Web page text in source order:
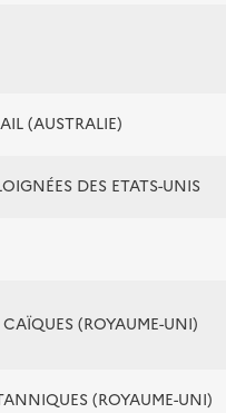
(AUSTRALIE)
DES ETATS-UNIS
CAÏQUES (ROYAUME-UNI)
(ROYAUME-UNI)